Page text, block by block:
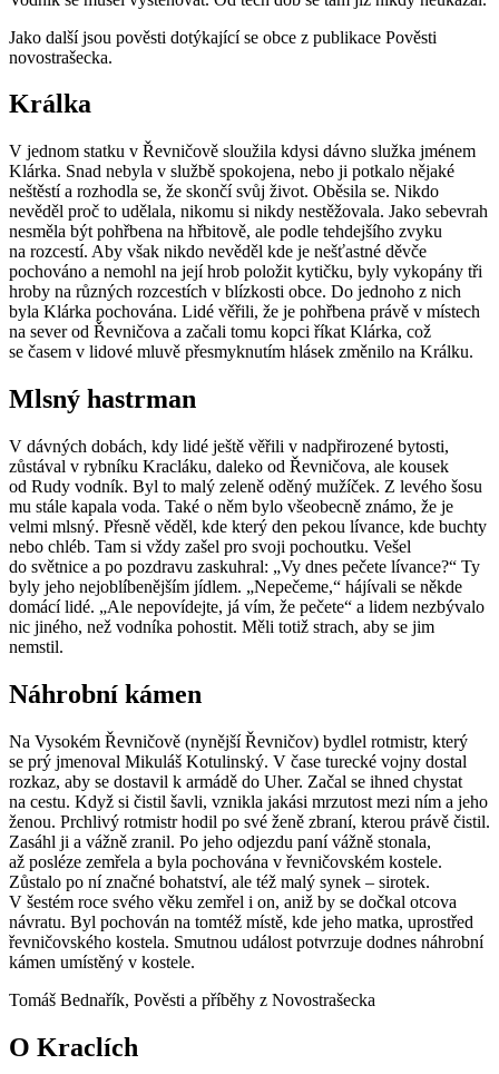
Jako další jsou pověsti dotýkající se obce z publikace Pověsti
novostrašecka.
Králka
V jednom statku v Řevničově sloužila kdysi dávno služka jménem
Klárka. Snad nebyla v službě spokojena, nebo ji potkalo nějaké
neštěstí a rozhodla se, že skončí svůj život. Oběsila se. Nikdo
nevěděl proč to udělala, nikomu si nikdy nestěžovala. Jako sebevrah
nesměla být pohřbena na hřbitově, ale podle tehdejšího zvyku
na rozcestí. Aby však nikdo nevěděl kde je nešťastné děvče
pochováno a nemohl na její hrob položit kytičku, byly vykopány tři
hroby na různých rozcestích v blízkosti obce. Do jednoho z nich
byla Klárka pochována. Lidé věřili, že je pohřbena právě v místech
na sever od Řevničova a začali tomu kopci říkat Klárka, což
se časem v lidové mluvě přesmyknutím hlásek změnilo na Králku.
Mlsný hastrman
V dávných dobách, kdy lidé ještě věřili v nadpřirozené bytosti,
zůstával v rybníku Kracláku, daleko od Řevničova, ale kousek
od Rudy vodník. Byl to malý zeleně oděný mužíček. Z levého šosu
mu stále kapala voda. Také o něm bylo všeobecně známo, že je
velmi mlsný. Přesně věděl, kde který den pekou lívance, kde buchty
nebo chléb. Tam si vždy zašel pro svoji pochoutku. Vešel
do světnice a po pozdravu zaskuhral: „Vy dnes pečete lívance?“ Ty
byly jeho nejoblíbenějším jídlem. „Nepečeme,“ hájívali se někde
domácí lidé. „Ale nepovídejte, já vím, že pečete“ a lidem nezbývalo
nic jiného, než vodníka pohostit. Měli totiž strach, aby se jim
nemstil.
Náhrobní kámen
Na Vysokém Řevničově (nynější Řevničov) bydlel rotmistr, který
se prý jmenoval Mikuláš Kotulinský. V čase turecké vojny dostal
rozkaz, aby se dostavil k armádě do Uher. Začal se ihned chystat
na cestu. Když si čistil šavli, vznikla jakási mrzutost mezi ním a jeho
ženou. Prchlivý rotmistr hodil po své ženě zbraní, kterou právě čistil.
Zasáhl ji a vážně zranil. Po jeho odjezdu paní vážně stonala,
až posléze zemřela a byla pochována v řevničovském kostele.
Zůstalo po ní značné bohatství, ale též malý synek – sirotek.
V šestém roce svého věku zemřel i on, aniž by se dočkal otcova
návratu. Byl pochován na tomtéž místě, kde jeho matka, uprostřed
řevničovského kostela. Smutnou událost potvrzuje dodnes náhrobní
kámen umístěný v kostele.
Tomáš Bednařík, Pověsti a příběhy z Novostrašecka
O Kraclích